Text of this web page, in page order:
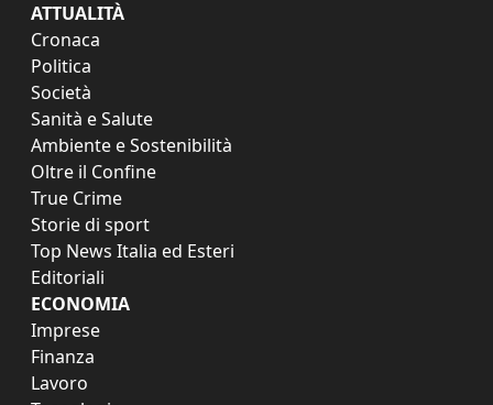
ATTUALITÀ
Cronaca
Politica
Società
Sanità e Salute
Ambiente e Sostenibilità
Oltre il Confine
True Crime
Storie di sport
Top News Italia ed Esteri
Editoriali
ECONOMIA
Imprese
Finanza
Lavoro